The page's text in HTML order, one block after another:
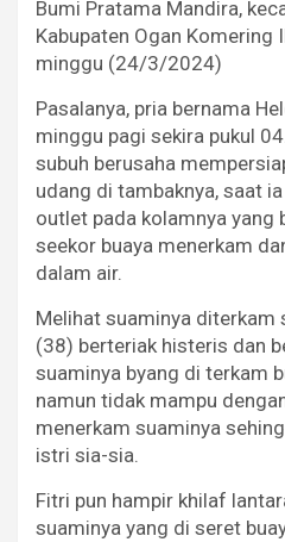
Bumi Pratama Mandira,
Kabupaten Ogan Komering
minggu (24/3/2024)
Pasalanya, pria bernama
minggu pagi sekira pukul
subuh berusaha
udang di tambaknya, saat
outlet pada kolamnya yang
seekor buaya menerkam
dalam air.
Melihat suaminya diterkam
(38) berteriak histeris dan
suaminya byang di terkam
namun tidak mampu
menerkam suaminya
istri sia-sia.
Fitri pun hampir khilaf
suaminya yang di seret